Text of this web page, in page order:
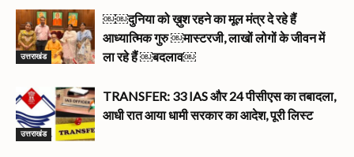
उत्तराखंड
￼￼दुनिया को ख़ुश रहने का मूल मंत्र दे रहे हैं
आध्यात्मिक गुरु ￼मास्टरजी, लाखों लोगों के जीवन में
ला रहे हैं ￼बदलाव￼
उत्तराखंड
TRANSFER: 33 IAS और 24 पीसीएस का तबादला,
आधी रात आया धामी सरकार का आदेश, पूरी लिस्ट